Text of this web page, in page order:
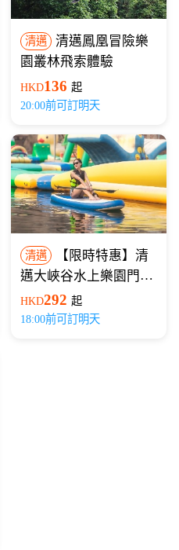
清邁
清邁鳳凰冒險樂
園叢林飛索體驗
HKD136 起
20:00前可訂明天
清邁
【限時特惠】清
邁大峽谷水上樂園門票
｜含清邁酒店往返接送
+滑索/水上滑板可選
HKD292 起
18:00前可訂明天